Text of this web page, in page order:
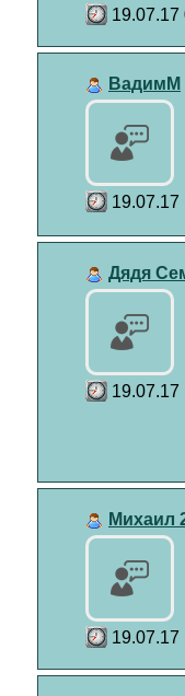
19.07.17
ВадимМ
19.07.17
Дядя
19.07.17
Михаил
19.07.17